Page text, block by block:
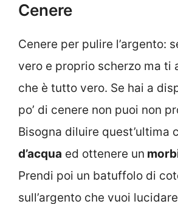
Cenere
Cenere per pulire l’argento:
vero e proprio scherzo ma ti
che è tutto vero. Se hai a
po’ di cenere non puoi non
Bisogna diluire quest’ultima
d’acqua ed ottenere un
Prendi poi un batuffolo di
sull’argento che vuoi